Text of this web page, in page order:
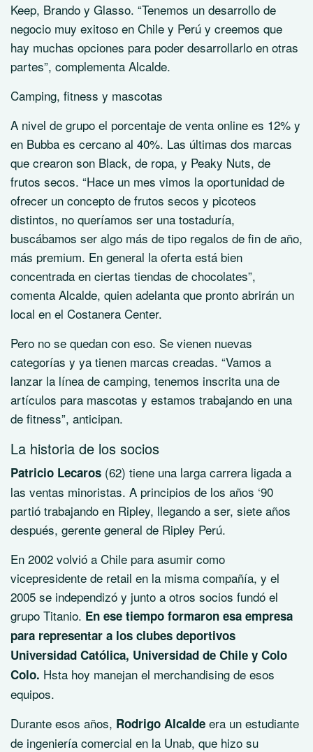
Keep, Brando y Glasso. “Tenemos un desarrollo de
negocio muy exitoso en Chile y Perú y creemos que
hay muchas opciones para poder desarrollarlo en otras
partes”, complementa Alcalde.
Camping, fitness y mascotas
A nivel de grupo el porcentaje de venta online es 12% y
en Bubba es cercano al 40%. Las últimas dos marcas
que crearon son Black, de ropa, y Peaky Nuts, de
frutos secos. “Hace un mes vimos la oportunidad de
ofrecer un concepto de frutos secos y picoteos
distintos, no queríamos ser una tostaduría,
buscábamos ser algo más de tipo regalos de fin de año,
más premium. En general la oferta está bien
concentrada en ciertas tiendas de chocolates”,
comenta Alcalde, quien adelanta que pronto abrirán un
local en el Costanera Center.
Pero no se quedan con eso. Se vienen nuevas
categorías y ya tienen marcas creadas. “Vamos a
lanzar la línea de camping, tenemos inscrita una de
artículos para mascotas y estamos trabajando en una
de fitness”, anticipan.
La historia de los socios
Patricio Lecaros (62) tiene una larga carrera ligada a
las ventas minoristas. A principios de los años ‘90
partió trabajando en Ripley, llegando a ser, siete años
después, gerente general de Ripley Perú.
En 2002 volvió a Chile para asumir como
vicepresidente de retail en la misma compañía, y el
2005 se independizó y junto a otros socios fundó el
grupo Titanio. En ese tiempo formaron esa empresa
para representar a los clubes deportivos
Universidad Católica, Universidad de Chile y Colo
Colo. Hsta hoy manejan el merchandising de esos
equipos.
Durante esos años, Rodrigo Alcalde era un estudiante
de ingeniería comercial en la Unab, que hizo su